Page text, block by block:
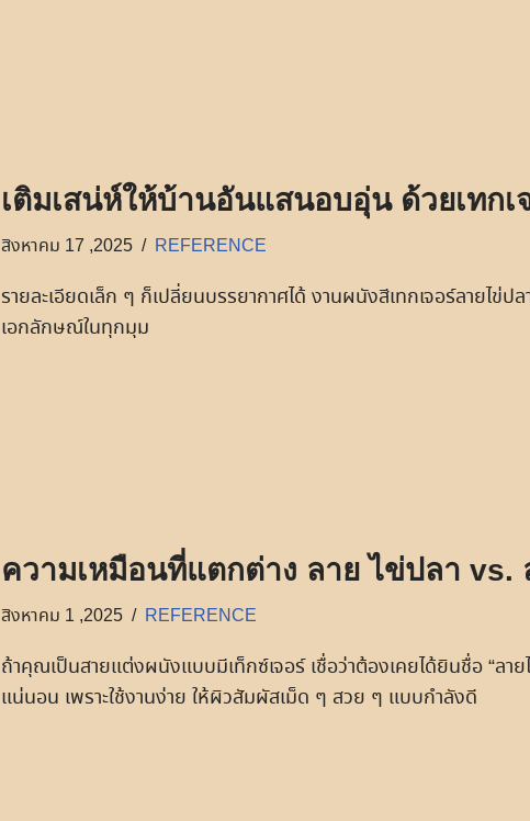
เติมเสน่ห์ให้บ้านอันแสนอบอุ่น ด้วยเทกเ
สิงหาคม 17 ,2025 REFERENCE
รายละเอียดเล็ก ๆ ก็เปลี่ยนบรรยากาศได้ งานผนังสีเทกเจอร์ลายไข่
เอกลักษณ์ในทุกมุม
ความเหมือนที่แตกต่าง ลาย ไข่ปลา vs.
สิงหาคม 1 ,2025 REFERENCE
ถ้าคุณเป็นสายแต่งผนังแบบมีเท็กซ์เจอร์ เชื่อว่าต้องเคยได้ยินชื่อ “ลาย
แน่นอน เพราะใช้งานง่าย ให้ผิวสัมผัสเม็ด ๆ สวย ๆ แบบกำลังดี